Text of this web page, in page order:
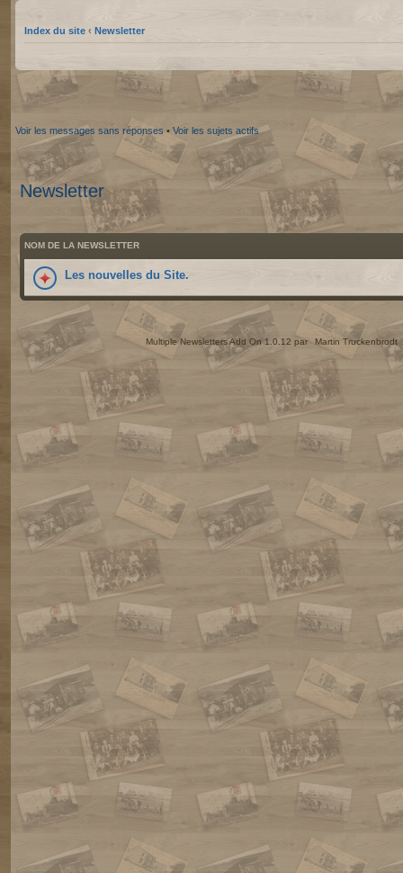
Index du site ‹ Newsletter
Voir les messages sans réponses • Voir les sujets actifs
Newsletter
NOM DE LA NEWSLETTER
Les nouvelles du Site.
Multiple Newsletters Add On 1.0.12 par Martin Truckenbrodt